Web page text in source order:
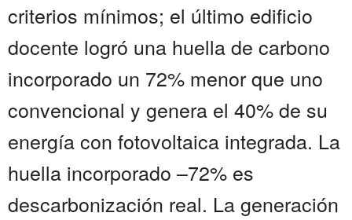
criterios mínimos; el último edificio
docente logró una huella de carbono
incorporado un 72% menor que uno
convencional y genera el 40% de su
energía con fotovoltaica integrada. La
huella incorporado –72% es
descarbonización real. La generación